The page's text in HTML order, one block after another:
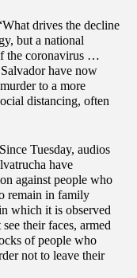
drives the decline
but a national
the coronavirus …
have now
to a more
distancing, often
Tuesday, audios
have
against people who
remain in family
which it is observed
their faces, armed
of people who
not to leave their